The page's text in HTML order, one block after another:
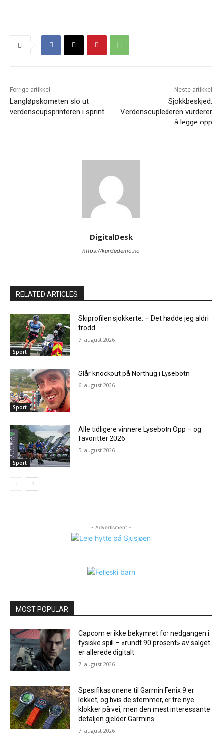
Forrige artikkel
Langløpskometen slo ut
verdenscupsprinteren i sprint
Neste artikkel
Sjokkbeskjed:
Verdenscuplederen vurderer
å legge opp
DigitalDesk
https://kundedemo.no
RELATED ARTICLES
Sport
Skiprofilen sjokkerte: – Det hadde jeg aldri
trodd
7. august 2026
Sport
Slår knockout på Northug i Lysebotn
6. august 2026
Sport
Alle tidligere vinnere Lysebotn Opp – og
favoritter 2026
5. august 2026
- Advertisment -
MOST POPULAR
Capcom er ikke bekymret for nedgangen i
fysiske spill – «rundt 90 prosent» av salget
er allerede digitalt
7. august 2026
Spesifikasjonene til Garmin Fenix ​​9 er
lekket, og hvis de stemmer, er tre nye
klokker på vei, men den mest interessante
detaljen gjelder Garmins...
7. august 2026